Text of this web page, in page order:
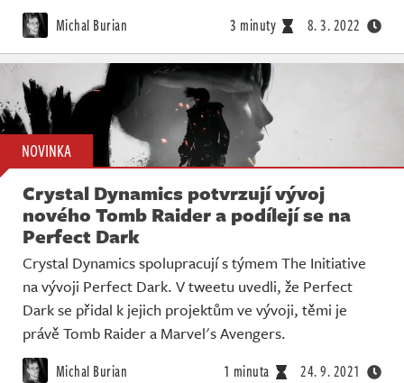
Michal Burian 3 minuty 8. 3. 2022
NOVINKA
Crystal Dynamics potvrzují vývoj
nového Tomb Raider a podílejí se na
Perfect Dark
Crystal Dynamics spolupracují s týmem The Initiative
na vývoji Perfect Dark. V tweetu uvedli, že Perfect
Dark se přidal k jejich projektům ve vývoji, těmi je
právě Tomb Raider a Marvel's Avengers.
Michal Burian 1 minuta 24. 9. 2021